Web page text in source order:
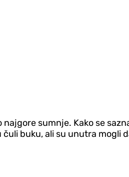
sumnje. Kako se
buku, ali su unutra mogli